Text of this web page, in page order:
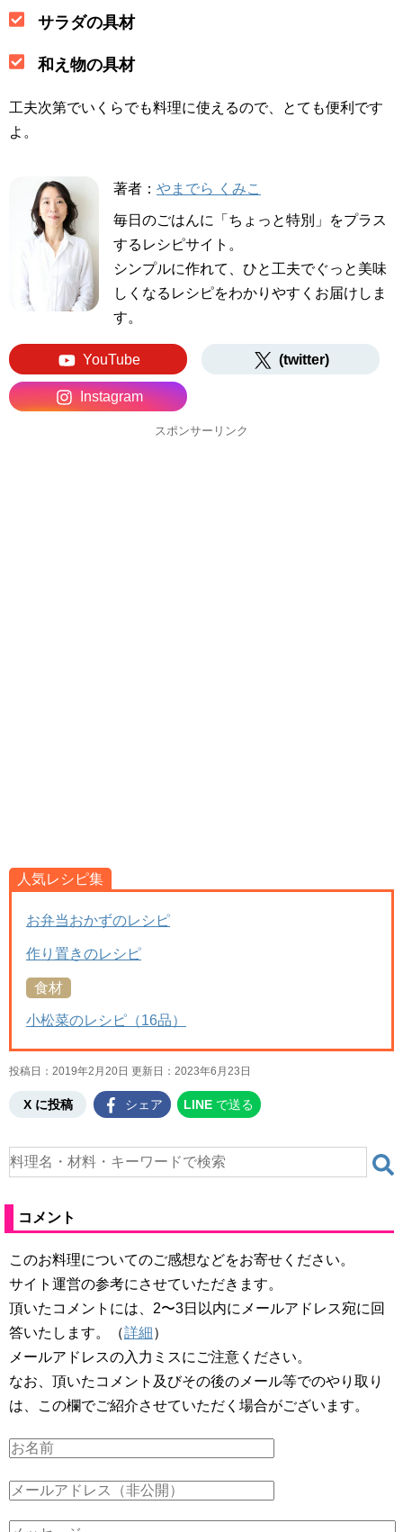
サラダの具材
和え物の具材
工夫次第でいくらでも料理に使えるので、とても便利です
よ。
著者： やまでら くみこ
毎日のごはんに「ちょっと特別」をプラス
するレシピサイト。
シンプルに作れて、ひと工夫でぐっと美味
しくなるレシピをわかりやすくお届けしま
す。
YouTube (twitter)
Instagram
スポンサーリンク
人気レシピ集
お弁当おかずのレシピ
作り置きのレシピ
食材
小松菜のレシピ（16品）
投稿日：2019年2月20日 更新日： 2023年6月23日
X に投稿 シェア LINE で送る
コメント
このお料理についてのご感想などをお寄せください。
サイト運営の参考にさせていただきます。
頂いたコメントには、2〜3日以内にメールアドレス宛に回
答いたします。（詳細）
メールアドレスの入力ミスにご注意ください。
なお、頂いたコメント及びその後のメール等でのやり取り
は、この欄でご紹介させていただく場合がございます。